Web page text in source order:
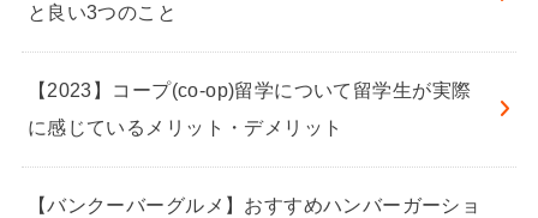
と良い3つのこと
【2023】コープ(co-op)留学について留学生が実際
に感じているメリット・デメリット
【バンクーバーグルメ】おすすめハンバーガーショ